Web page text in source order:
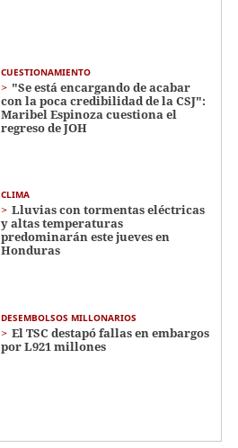
CUESTIONAMIENTO
"Se está encargando de acabar
con la poca credibilidad de la CSJ":
Maribel Espinoza cuestiona el
regreso de JOH
CLIMA
Lluvias con tormentas eléctricas
y altas temperaturas
predominarán este jueves en
Honduras
DESEMBOLSOS MILLONARIOS
El TSC destapó fallas en embargos
por L921 millones